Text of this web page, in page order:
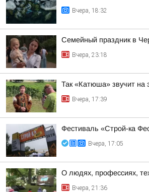
Вчера, 18:32
Семейный праздник в
Вчера, 23:18
Так «Катюша» звучит на
Вчера, 17:39
Фестиваль «Строй-ка
Вчера, 17:05
О людях, профессиях,
Вчера, 21:36